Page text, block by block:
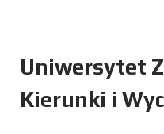
Uniwersytet
Kierunki i